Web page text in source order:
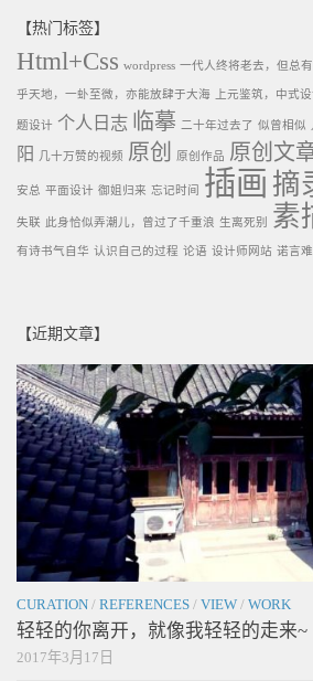
【热门标签】
Html+Css wordpress 一代人终将老去，但总
乎天地，一虲至微，亦能放肆于大海 上元鉴筑，中式
题设计 个人日志 临摹 二十年过去了 似曾相似
阳
几十万赞的视频 原创 原创作品 原创文
安总 平面设计 御姐归来 忘记时间 插画 摘
失联 此身恰似弄潮儿，曾过了千重浪 生离死别 素
有诗书气自华 认识自己的过程 论语 设计师网站 诺言
【近期文章】
CURATION / REFERENCES / VIEW / WORK
轻轻的你离开，就像我轻轻的走来~
2017年3月17日